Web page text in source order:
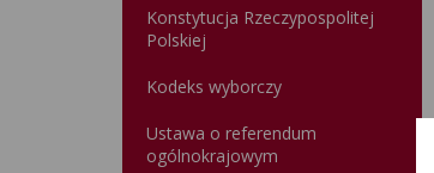
Konstytucja Rzeczypospolitej
Polskiej​
Kodeks wyborczy
Ustawa o referendum
ogólnokrajowym